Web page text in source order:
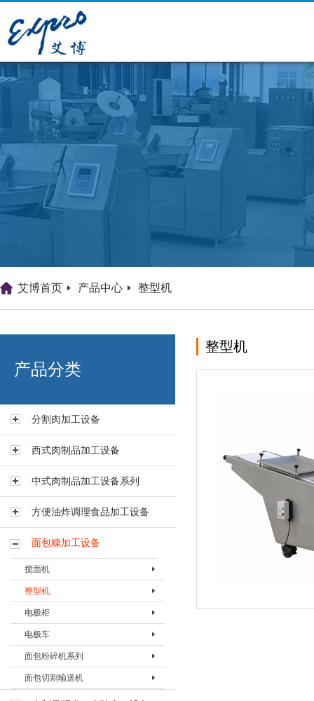
艾博肉类科技（浙江）有限
艾博首页 产品中心 整型机
产品分类
分割肉加工设备
西式肉制品加工设备
中式肉制品加工设备系列
方便油炸调理食品加工设备
面包糠加工设备
搅面机
搅面机BJBJ-200A
整型机
整型机BZXJ-Ⅰ
电极柜
电极柜BDJG-Ⅰ
电极车
面包粉碎机系列
面包粉碎机BFSJ-I
面包切割输送机
整型机